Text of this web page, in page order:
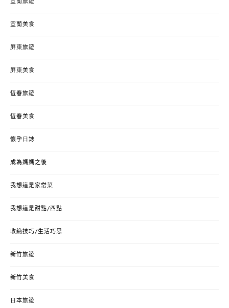
宜蘭旅遊
宜蘭美食
屏東旅遊
屏東美食
恆春旅遊
恆春美食
懷孕日誌
成為媽媽之後
我想這是家常菜
我想這是甜點/西點
收納技巧/生活巧思
新竹旅遊
新竹美食
日本旅遊